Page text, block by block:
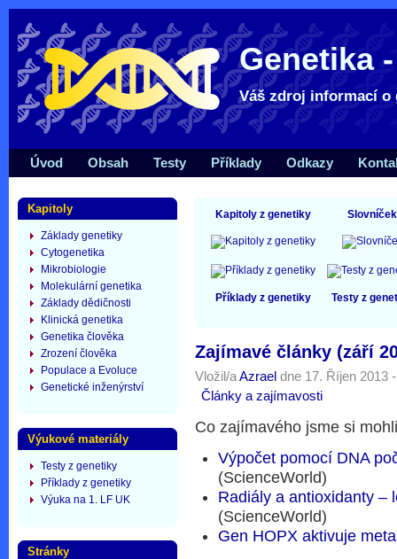
Genetika
Váš zdroj informací o
Kapitoly z genetiky Slovníček
Příklady z genetiky Testy z
Zajímavé články (září
Vložil/aAzrael dne 17. Říjen 2013
Články a zajímavosti
Co zajímavého jsme si
Výpočet pomocí DNA
(ScienceWorld)
Radiály a antioxidanty –
(ScienceWorld)
Gen HOPX aktivuje
Úvod Obsah Testy Příklady Odkazy
Kapitoly
Základy genetiky
Cytogenetika
Mikrobiologie
Molekulární genetika
Základy dědičnosti
Klinická genetika
Genetika člověka
Zrození člověka
Populace a Evoluce
Genetické inženýrství
Výukové materiály
Testy z genetiky
Příklady z genetiky
Výuka na 1. LF UK
Stránky